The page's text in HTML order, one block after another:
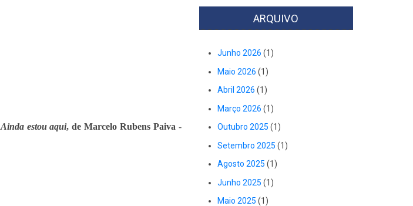
Ainda estou aqui, de Marcelo Rubens Paiva -
ARQUIVO
Junho 2026 (1)
Maio 2026 (1)
Abril 2026 (1)
Março 2026 (1)
Outubro 2025 (1)
Setembro 2025 (1)
Agosto 2025 (1)
Junho 2025 (1)
Maio 2025 (1)